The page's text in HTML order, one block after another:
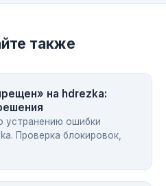
также
на hdrezka:
устранению ошибки
Проверка блокировок,